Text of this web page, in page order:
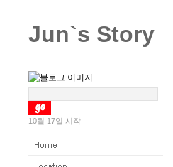
Jun`s Story
10월 17일 시작